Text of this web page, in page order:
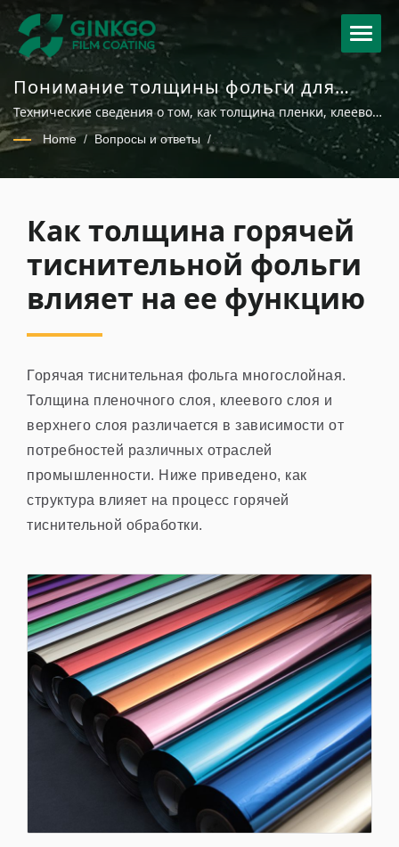
Понимание толщины фольги для
горячего тиснения для оптимальной
производственной эффективности.
Технические сведения о том, как толщина пленки, клеевого
слоя и верхнего слоя влияют на эффективность процесса
горячего тиснения и качество продукта.
Home / Вопросы и ответы /
Как толщина горячей тиснительной фольги влияет на ее
функцию
Как толщина горячей
тиснительной фольги
влияет на ее функцию
Горячая тиснительная фольга многослойная.
Толщина пленочного слоя, клеевого слоя и
верхнего слоя различается в зависимости от
потребностей различных отраслей
промышленности. Ниже приведено, как
структура влияет на процесс горячей
тиснительной обработки.